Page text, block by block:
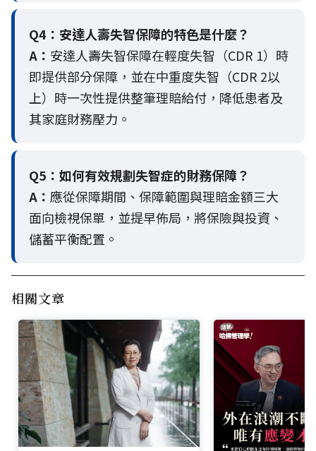
Q4： 安達人壽失智保障的特色是什麼？
A： 安達人壽失智保障在輕度失智（CDR 1）時
即提供部分保障，並在中重度失智（CDR 2以
上）時一次性提供整筆理賠給付，降低患者及
其家庭財務壓力。
Q5： 如何有效規劃失智症的財務保障？
A： 應從保障期間、保障範圍與理賠金額三大
面向檢視保單，並提早佈局，將保險與投資、
儲蓄平衡配置。
相關文章